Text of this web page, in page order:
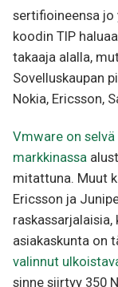
sertifioineensa jo
koodin TIP
takaaja alalla,
Sovelluskaupan
Nokia, Ericsson,
Vmware on
markkinassa
mitattuna. Muut
Ericsson ja
asiakaskunta on
valinnut
sinne siirtyy 350